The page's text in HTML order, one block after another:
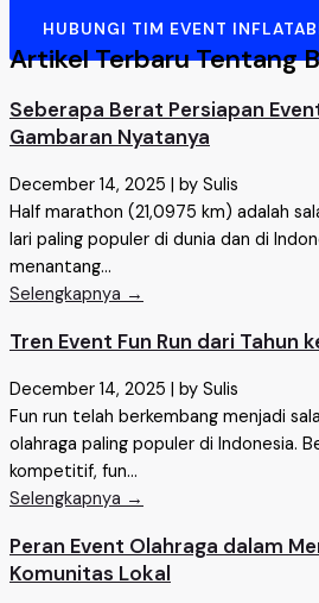
HUBUNGI TIM EVENT
Artikel Terbaru Tentang
Seberapa Berat Persiapan
Gambaran Nyatanya
December 14, 2025 | by Sulis
Half marathon (21,0975 km) adalah
lari paling populer di dunia dan di
menantang...
Selengkapnya →
Tren Event Fun Run dari Tahun
December 14, 2025 | by Sulis
Fun run telah berkembang menjadi
olahraga paling populer di Indonesia.
kompetitif, fun...
Selengkapnya →
Peran Event Olahraga dalam
Komunitas Lokal